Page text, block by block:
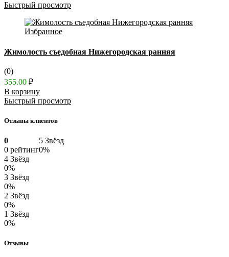
Быстрый просмотр
Избранное
Жимолость съедобная Нижегородская ранняя
(0)
355.00 ₽
В корзину
Быстрый просмотр
Отзывы клиентов
0
0 рейтинг
5 Звёзд
0%
4 Звёзд
0%
3 Звёзд
0%
2 Звёзд
0%
1 Звёзд
0%
Отзывы